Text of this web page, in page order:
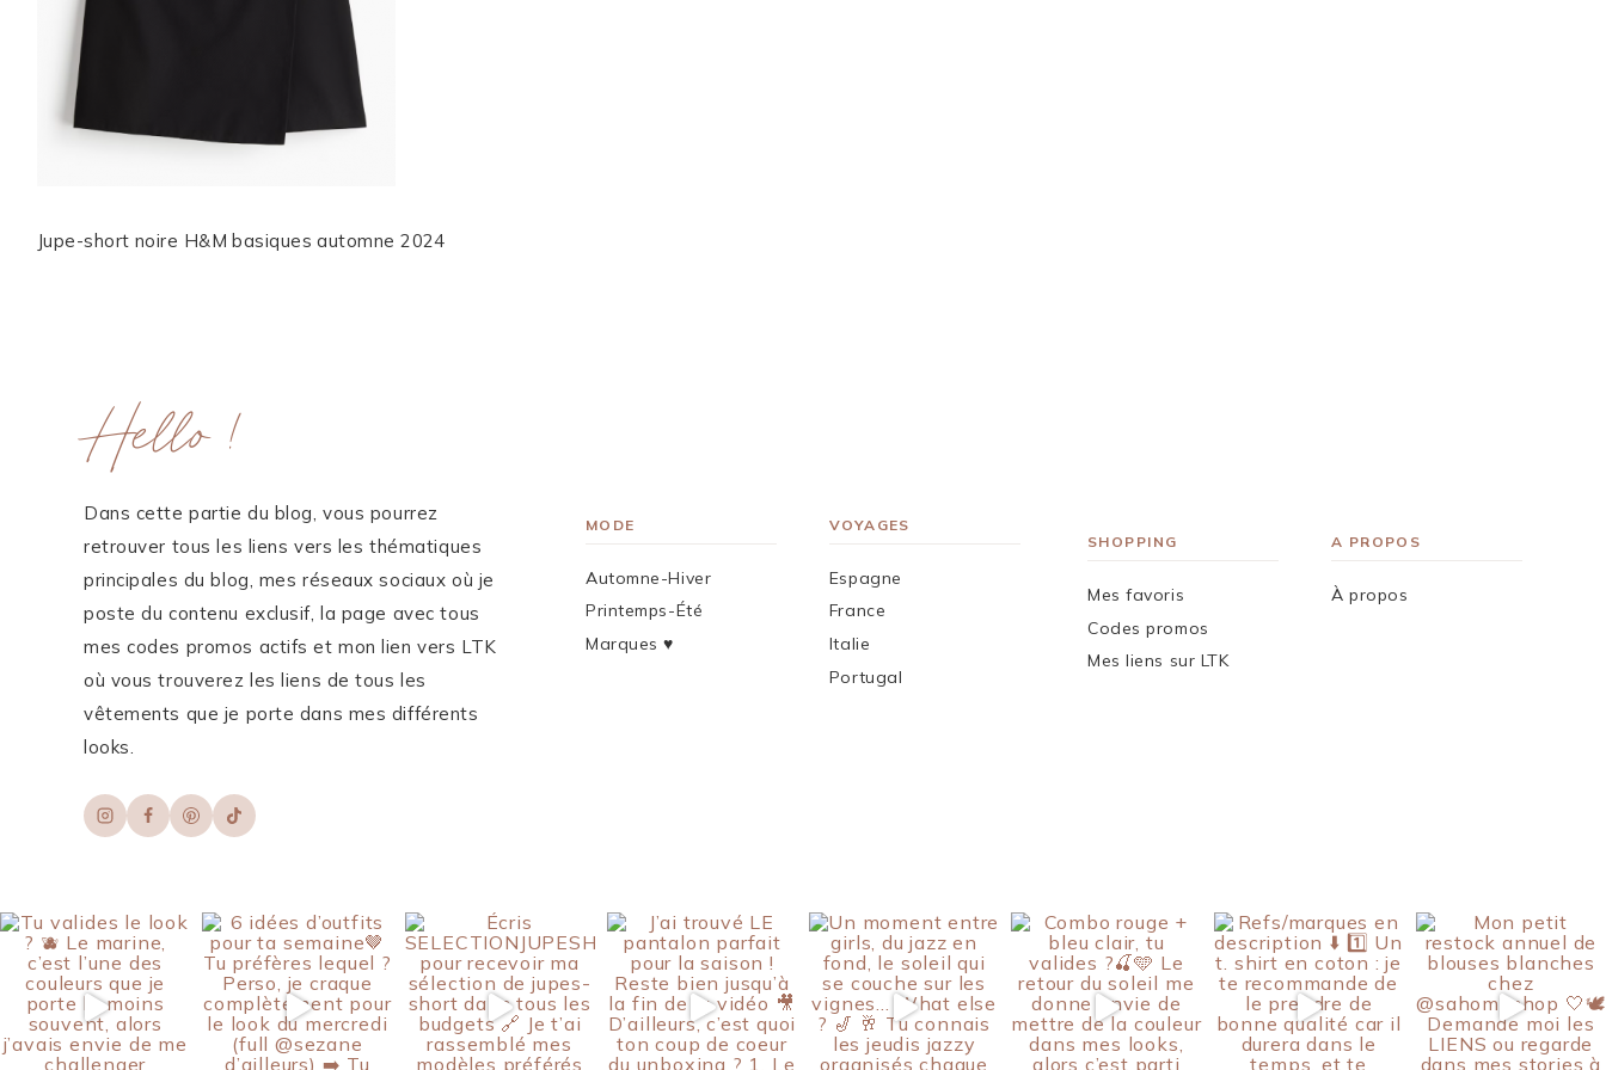
WORK WITH ME
Jupe-short noire H&M basiques automne 2024
Hello !
Dans cette partie du blog, vous pourrez
retrouver tous les liens vers les thématiques
principales du blog, mes réseaux sociaux où je
poste du contenu exclusif, la page avec tous
mes codes promos actifs et mon lien vers LTK
où vous trouverez les liens de tous les
vêtements que je porte dans mes différents
looks.
MODE
Automne-Hiver
Printemps-Été
Marques ♥︎
VOYAGES
Espagne
France
Italie
Portugal
SHOPPING
Mes favoris
Codes promos
Mes liens sur LTK
A PROPOS
À propos